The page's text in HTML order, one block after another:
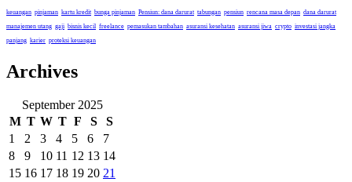
keuangan pinjaman kartu kredit bunga pinjaman Pensiun: dana darurat tabungan pensiun rencana masa depan dana darurat
manajemen utang gaji bisnis kecil freelance pemasukan tambahan asuransi kesehatan asuransi jiwa crypto investasi jangka
panjang karier proteksi keuangan
Archives
September 2025
M T W T F S
S
1
2 3 4 5 6
7
8
9 10 11 12 13 14
15 16 17 18 19 20 21